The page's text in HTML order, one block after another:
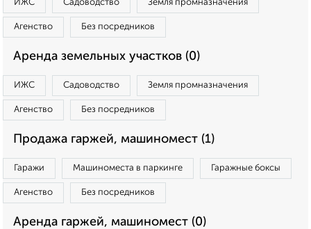
ИЖС Садоводство Земля промназначения
Агенство Без посредников
Аренда земельных участков (0)
ИЖС Садоводство Земля промназначения
Агенство Без посредников
Продажа гаржей, машиномест (1)
Гаражи Машиноместа в паркинге Гаражные боксы
Агенство Без посредников
Аренда гаржей, машиномест (0)